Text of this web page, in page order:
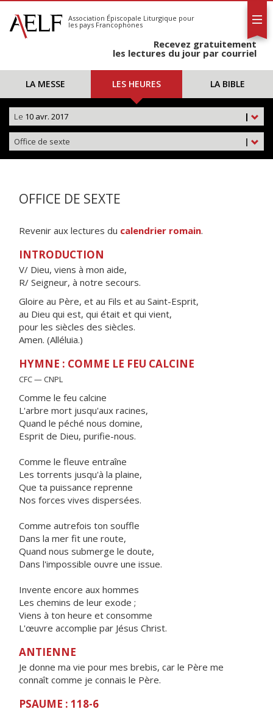
S'abonner
Calendrier
Association Épiscopale Liturgique pour
les pays Francophones
Recevez gratuitement
les lectures du jour par courriel
LA MESSE LES HEURES LA BIBLE
|
Le 10 avr. 2017
|
Office de sexte
OFFICE DE SEXTE
Revenir aux lectures du calendrier romain.
INTRODUCTION
V/ Dieu, viens à mon aide,
R/ Seigneur, à notre secours.
Gloire au Père, et au Fils et au Saint-Esprit,
au Dieu qui est, qui était et qui vient,
pour les siècles des siècles.
Amen. (Alléluia.)
HYMNE : COMME LE FEU CALCINE
CFC — CNPL
Comme le feu calcine
L'arbre mort jusqu'aux racines,
Quand le péché nous domine,
Esprit de Dieu, purifie-nous.
Comme le fleuve entraîne
Les torrents jusqu'à la plaine,
Que ta puissance reprenne
Nos forces vives dispersées.
Comme autrefois ton souffle
Dans la mer fit une route,
Quand nous submerge le doute,
Dans l'impossible ouvre une issue.
Invente encore aux hommes
Les chemins de leur exode ;
Viens à ton heure et consomme
L'œuvre accomplie par Jésus Christ.
ANTIENNE
Je donne ma vie pour mes brebis, car le Père me
connaît comme je connais le Père.
PSAUME : 118-6